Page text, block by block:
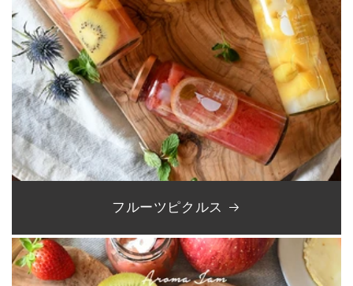
フルーツピクルス